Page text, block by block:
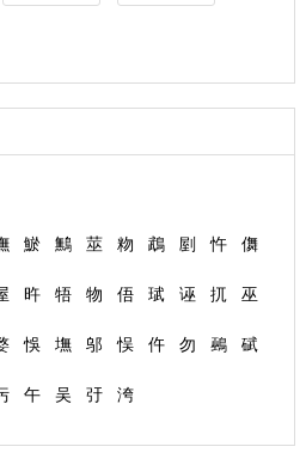
鯲 鷡 莁 粅 鵡 剭 忤 儛
旿 牾 物 俉 珷 诬 扤 巫
悞 墲 邬 悮 仵 勿 鵐 碔
午 吴 弙 洿